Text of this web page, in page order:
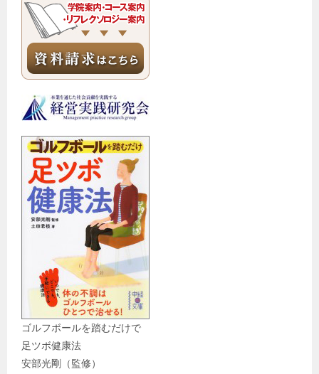
ゴルフボールを踏むだけで
足ツボ健康法
安部光剛（監修）